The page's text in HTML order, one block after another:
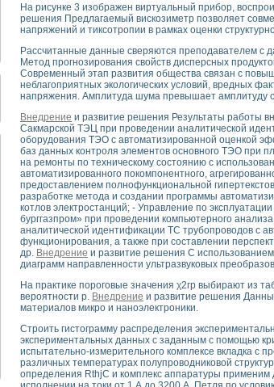
операционных усилителей с применением
на основе цифровой обработки выборок мгновенных
компенсации эхо-сигналов
математического моделирования
измерителя ВАХ фотоэлементов на базе
генератора сигналов - имитатора джиттера и
исследование линейных антенн и антенных
модуля с высоким разрешением для создания
радиолокационного сигнала и его FFT анализ в
уравнений состояния для исследования переходных
для устройства сбора данных NI USB-6009
стенда для измерения относительного остаточного
построения картины возбуждения комбинационных
показателей качества электрической энергии
управления источником питания PSP 2010 фирмы GW
амперных характеристик солнечных модулей на базе
нано-, фемто-, биотехнологии и мехатроника
по измерению временных характеристик реверсивных
комплекс на базе LabVIEW для исследования
и оптимизации тепловой обработки биопродуктов с
функциональных возможностей алгоритма
экономичного виртуального полярографа на
макрочастиц в упорядоченных плазменно-пылевых
диагностики крови
На рисунке 3 изображен виртуальный прибор,
решения Предлагаемый вискозиметр позволяет
напряжений и тиксотропии в рамках оценки
Рассчитанные данные сверяются преподавателем с
Метод прогнозирования свойств дисперсных
Современный этап развития общества связан с
неблагоприятных экологических условий, вредных
напряжения. Амплитуда шума превышает амплитуду
Внедрение и развитие решения Результаты работы
Сакмарской ТЭЦ при проведении аналитической
оборудования ТЭО с автоматизированной оценкой
баз данных контроля элементов основного ТЭО при
на ремонты по техническому состоянию с
автоматизированного покомпонентного,
предоставлением полнофункциональной
разработке метода и создании программы
котлов электростанций; - Управление по
бурггазпром» при проведении компьютерного
аналитической идентификации ТС трубопроводов с
функционирования, а также при составлении
др. Внедрение и развитие решения С
диаграмм направленности ультразвуковых
На практике пороговые значения χ2гр выбирают из
вероятности p. Внедрение и развитие решения
материалов микро и наноэлектроники.
Строить гистограмму распределения
экспериментальных данных с заданным с помощью
испытательно-измерительного комплексе вкладка с
различных температурах полупроводниковой
определения RthjC и комплекс аппаратуры применим